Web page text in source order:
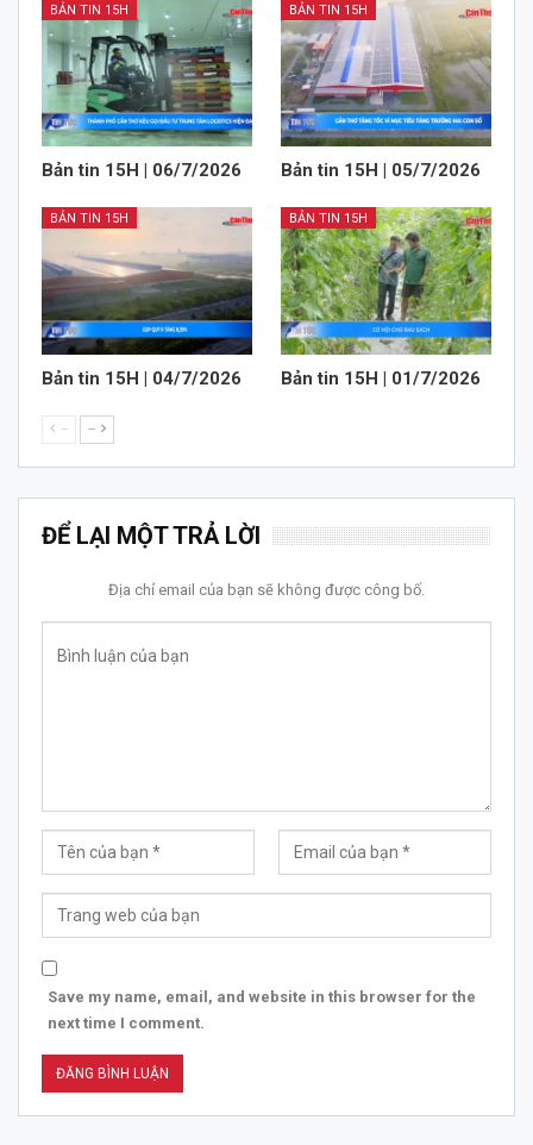
BẢN TIN 15H
Bản tin 15H | 06/7/2026
BẢN TIN 15H
Bản tin 15H | 05/7/2026
BẢN TIN 15H
Bản tin 15H | 04/7/2026
BẢN TIN 15H
Bản tin 15H | 01/7/2026
-- --
ĐỂ LẠI MỘT TRẢ LỜI
Địa chỉ email của bạn sẽ không được công bố.
Save my name, email, and website in this browser for the
next time I comment.